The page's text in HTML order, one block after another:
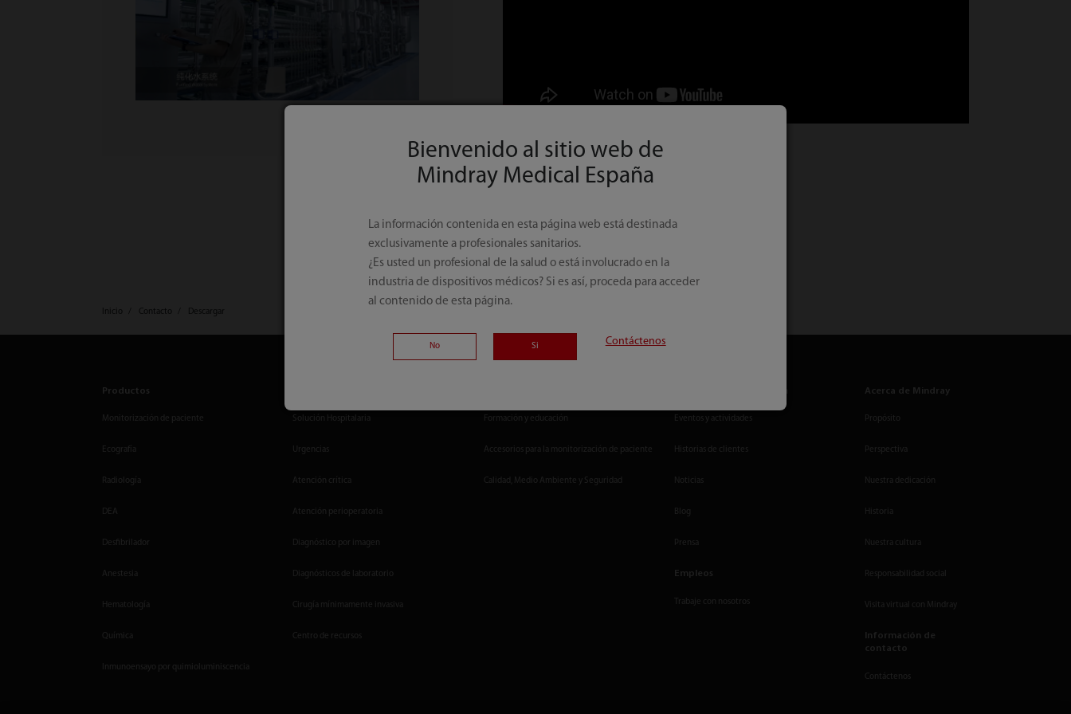
Inicio Contacto Descargar
Productos
Monitorización de paciente
Ecografía
Radiología
DEA
Desfibrilador
Anestesia
Hematología
Química
Inmunoensayo por quimioluminiscencia
Solución Hospitalaria
Urgencias
Atención crítica
Atención perioperatoria
Diagnóstico por imagen
Diagnósticos de laboratorio
Cirugía mínimamente invasiva
Centro de recursos
Formación y educación
Accesorios para la monitorización de paciente
Calidad, Medio Ambiente y Seguridad
Eventos y actividades
Historias de clientes
Noticias
Blog
Prensa
Empleos
Trabaje con nosotros
Acerca de Mindray
Propósito
Perspectiva
Nuestra dedicación
Historia
Nuestra cultura
Responsabilidad social
Visita virtual con Mindray
Información de
contacto
Contáctenos
Bienvenido al sitio web de
Mindray Medical España
La información contenida en esta página web está destinada
exclusivamente a profesionales sanitarios.
¿Es usted un profesional de la salud o está involucrado en la
industria de dispositivos médicos? Si es así, proceda para acceder
al contenido de esta página.
No Si Contáctenos